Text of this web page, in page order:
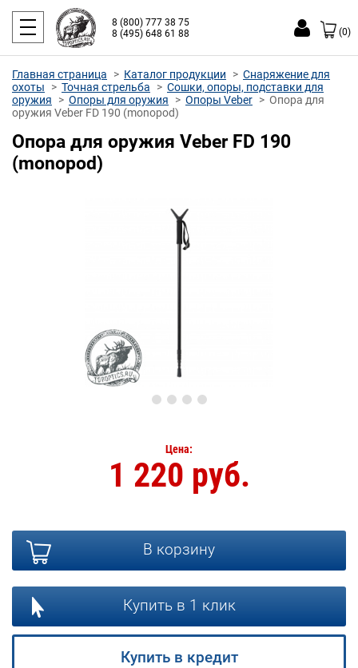
8 (800) 777 38 75
8 (495) 648 61 88
(0)
Главная страница Каталог продукции
Снаряжение для
охоты
Точная стрельба
Сошки, опоры, подставки для
оружия
Опоры для оружия Опоры Veber
Опора для
оружия Veber FD 190 (monopod)
Опора для оружия Veber FD 190
(monopod)
Цена:
1 220 руб.
В корзину
Купить в 1 клик
Купить в кредит